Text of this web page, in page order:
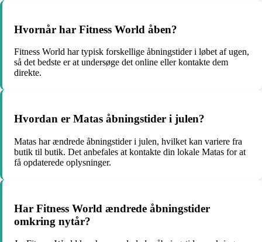
Hvornår har Fitness World åben?
Fitness World har typisk forskellige åbningstider i løbet af ugen,
så det bedste er at undersøge det online eller kontakte dem
direkte.
Hvordan er Matas åbningstider i julen?
Matas har ændrede åbningstider i julen, hvilket kan variere fra
butik til butik. Det anbefales at kontakte din lokale Matas for at
få opdaterede oplysninger.
Har Fitness World ændrede åbningstider
omkring nytår?